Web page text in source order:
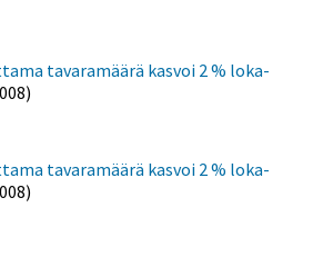
tavaramäärä kasvoi 2 % loka-
tavaramäärä kasvoi 2 % loka-